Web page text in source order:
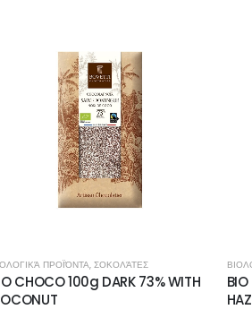
ΒΙΟΛΟΓΙΚΆ ΠΡΟΪΌΝΤΑ,ΣΟΚΟΛΆΤΕΣ
BIO CHOCO 100g MILK 39% &
HAZELNUTS